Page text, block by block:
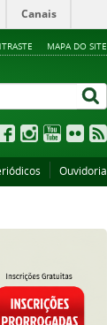
Canais
MAPA DO SITE
Ouvidoria